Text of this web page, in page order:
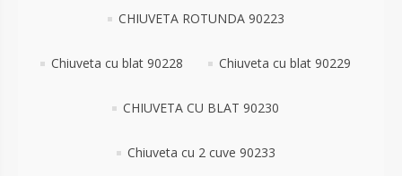
CHIUVETA ROTUNDA 90223
Chiuveta cu blat 90228 Chiuveta cu blat 90229
CHIUVETA CU BLAT 90230
Chiuveta cu 2 cuve 90233